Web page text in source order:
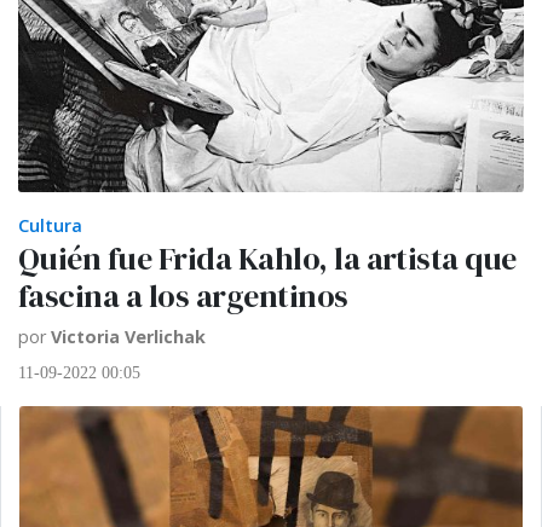
Cultura
Quién fue Frida Kahlo, la artista que
fascina a los argentinos
porVictoria Verlichak
11-09-2022 00:05